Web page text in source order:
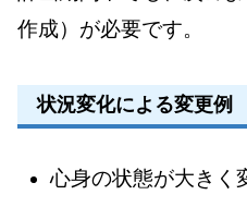
作成）が必要です。
状況変化による変更例
心身の状態が大きく